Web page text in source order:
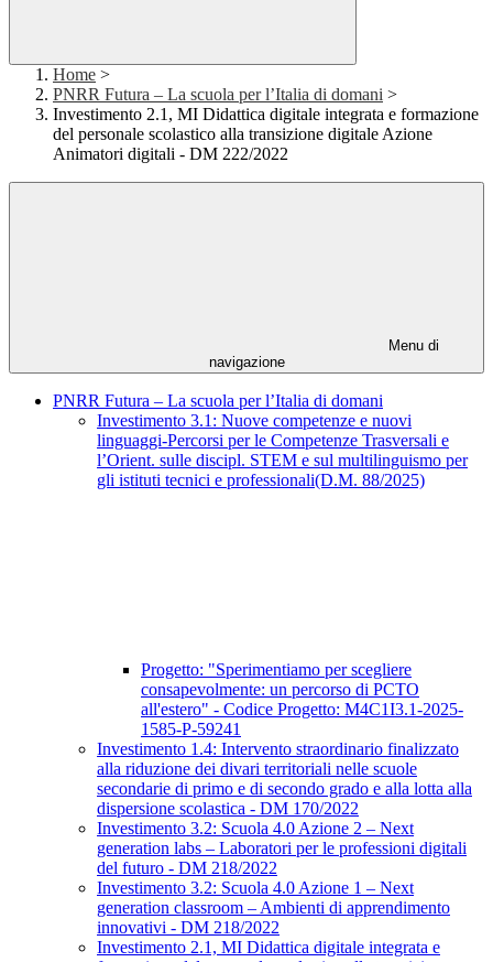
Home >
PNRR Futura – La scuola per l’Italia di domani >
Investimento 2.1, MI Didattica digitale integrata e formazione
del personale scolastico alla transizione digitale Azione
Animatori digitali - DM 222/2022
Menu di
navigazione
PNRR Futura – La scuola per l’Italia di domani
Investimento 3.1: Nuove competenze e nuovi
linguaggi-Percorsi per le Competenze Trasversali e
l’Orient. sulle discipl. STEM e sul multilinguismo per
gli istituti tecnici e professionali(D.M. 88/2025)
Progetto: "Sperimentiamo per scegliere
consapevolmente: un percorso di PCTO
all'estero" - Codice Progetto: M4C1I3.1-2025-
1585-P-59241
Investimento 1.4: Intervento straordinario finalizzato
alla riduzione dei divari territoriali nelle scuole
secondarie di primo e di secondo grado e alla lotta alla
dispersione scolastica - DM 170/2022
Investimento 3.2: Scuola 4.0 Azione 2 – Next
generation labs – Laboratori per le professioni digitali
del futuro - DM 218/2022
Investimento 3.2: Scuola 4.0 Azione 1 – Next
generation classroom – Ambienti di apprendimento
innovativi - DM 218/2022
Investimento 2.1, MI Didattica digitale integrata e